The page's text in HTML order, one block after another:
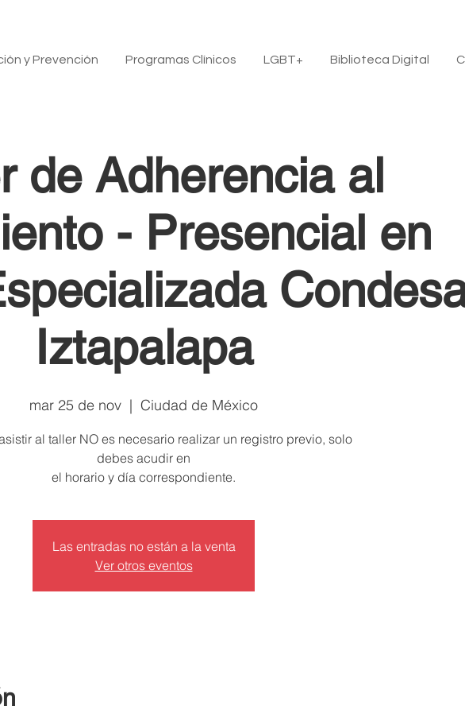
y Prevención Programas Clínicos LGBT+ Biblioteca Digital
de Adherencia al
- Presencial en
Iztapalapa
mar 25 de nov
  |
Ciudad de México
al taller NO es necesario realizar un registro previo, solo
debes acudir en
el horario y día correspondiente.
Las entradas no están a la venta
Ver otros eventos